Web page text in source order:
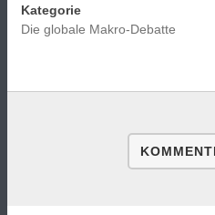
Kategorie
Die globale Makro-Debatte